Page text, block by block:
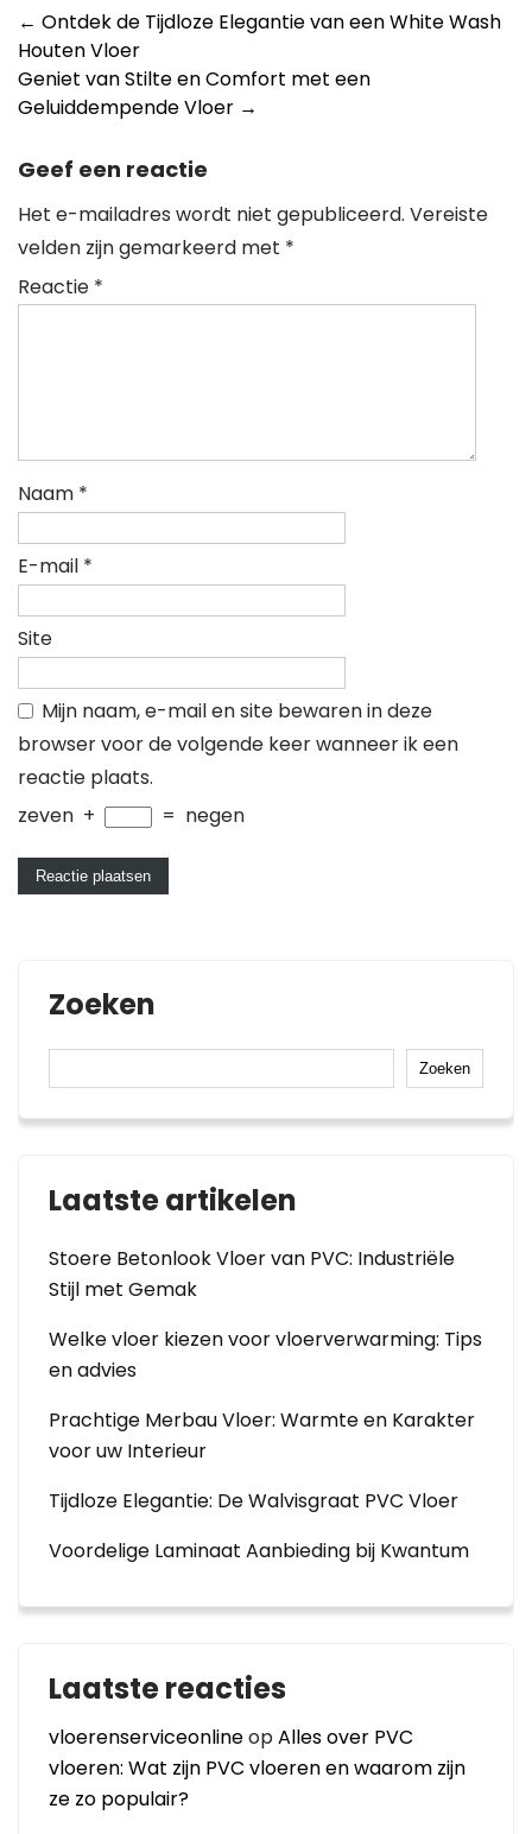
Berichtnavigatie
← Ontdek de Tijdloze Elegantie van een White Wash
Houten Vloer
Geniet van Stilte en Comfort met een
Geluiddempende Vloer →
Geef een reactie
Het e-mailadres wordt niet gepubliceerd. Vereiste
velden zijn gemarkeerd met *
Reactie *
Naam *
E-mail *
Site
Mijn naam, e-mail en site bewaren in deze
browser voor de volgende keer wanneer ik een
reactie plaats.
zeven + = negen
Zoeken
Zoeken
Laatste artikelen
Stoere Betonlook Vloer van PVC: Industriële
Stijl met Gemak
Welke vloer kiezen voor vloerverwarming: Tips
en advies
Prachtige Merbau Vloer: Warmte en Karakter
voor uw Interieur
Tijdloze Elegantie: De Walvisgraat PVC Vloer
Voordelige Laminaat Aanbieding bij Kwantum
Laatste reacties
vloerenserviceonlineopAlles over PVC
vloeren: Wat zijn PVC vloeren en waarom zijn
ze zo populair?